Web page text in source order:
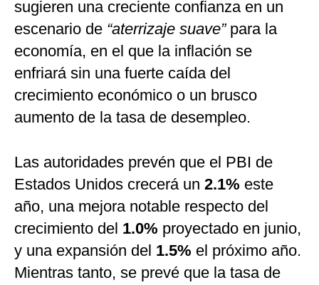
sugieren una creciente confianza en un
escenario de “aterrizaje suave”para la
economía, en el que la inflación se
enfriará sin una fuerte caída del
crecimiento económico o un brusco
aumento de la tasa de desempleo.
Las autoridades prevén que el PBI de
Estados Unidos crecerá un 2.1% este
año, una mejora notable respecto del
crecimiento del 1.0% proyectado en junio,
y una expansión del 1.5% el próximo año.
Mientras tanto, se prevé que la tasa de